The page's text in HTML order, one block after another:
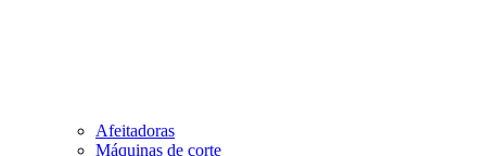
Afeitadoras
Máquinas de corte